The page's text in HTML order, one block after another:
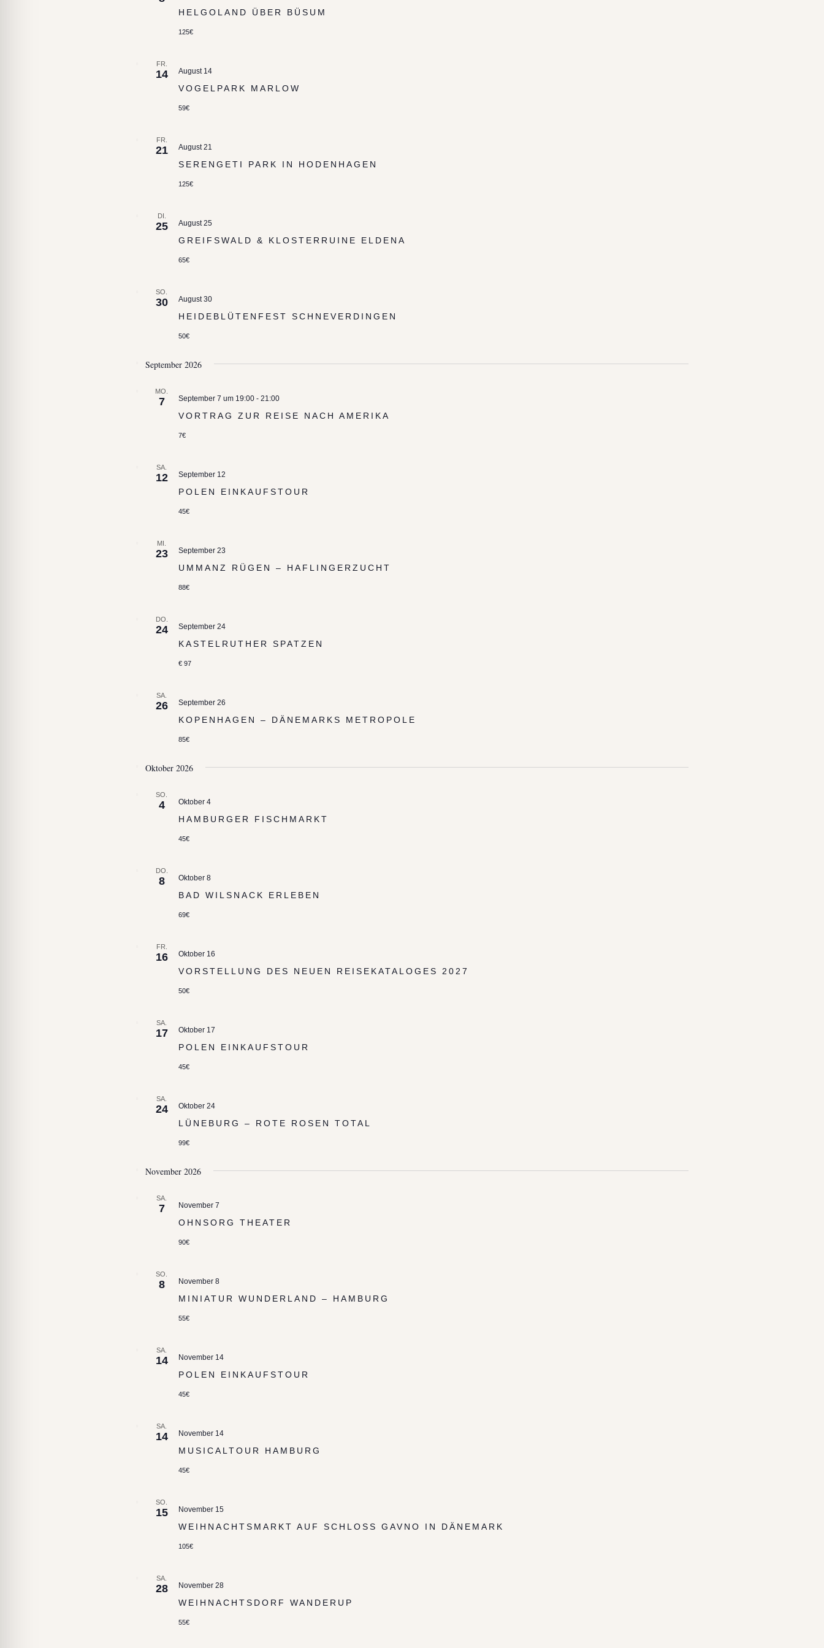
HELGOLAND ÜBER BÜSUM
125€
FR.
14
VOGELPARK MARLOW
August 14
59€
FR.
21
SERENGETI PARK IN HODENHAGEN
August 21
125€
DI.
25
GREIFSWALD & KLOSTERRUINE ELDENA
August 25
65€
SO.
30
HEIDEBLÜTENFEST SCHNEVERDINGEN
August 30
50€
September 2026
MO.
7
VORTRAG ZUR REISE NACH AMERIKA
September 7 um 19:00- 21:00
7€
SA.
12
POLEN EINKAUFSTOUR
September 12
45€
MI.
23
UMMANZ RÜGEN – HAFLINGERZUCHT
September 23
88€
DO.
24
KASTELRUTHER SPATZEN
September 24
€ 97
SA.
26
KOPENHAGEN – DÄNEMARKS METROPOLE
September 26
85€
Oktober 2026
SO.
4
HAMBURGER FISCHMARKT
Oktober 4
45€
DO.
8
BAD WILSNACK ERLEBEN
Oktober 8
69€
FR.
16
VORSTELLUNG DES NEUEN REISEKATALOGES 2027
Oktober 16
50€
SA.
17
POLEN EINKAUFSTOUR
Oktober 17
45€
SA.
24
LÜNEBURG – ROTE ROSEN TOTAL
Oktober 24
99€
November 2026
SA.
7
OHNSORG THEATER
November 7
90€
SO.
8
MINIATUR WUNDERLAND – HAMBURG
November 8
55€
SA.
14
POLEN EINKAUFSTOUR
November 14
45€
SA.
14
MUSICALTOUR HAMBURG
November 14
45€
SO.
15
WEIHNACHTSMARKT AUF SCHLOSS GAVNO IN DÄNEMARK
November 15
105€
SA.
28
WEIHNACHTSDORF WANDERUP
November 28
55€